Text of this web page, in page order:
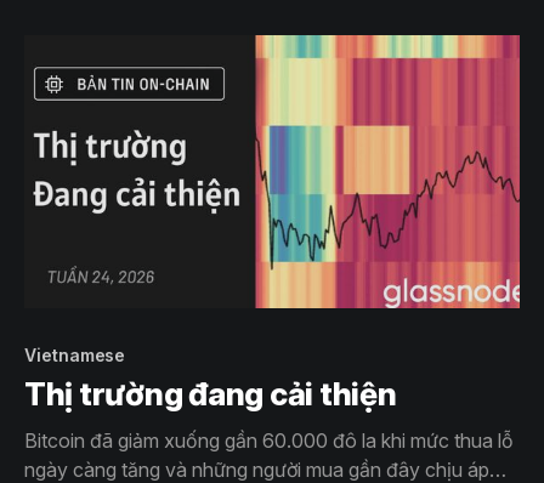
Vietnamese
Thị trường đang cải thiện
Bitcoin đã giảm xuống gần 60.000 đô la khi mức thua lỗ
ngày càng tăng và những người mua gần đây chịu áp